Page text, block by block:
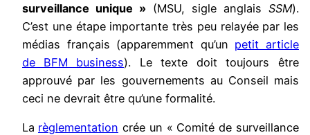
surveillance unique » (MSU, sigle anglais SSM).
C’est une étape importante très peu relayée par les
médias français (apparemment qu’un petit article
de BFM business). Le texte doit toujours être
approuvé par les gouvernements au Conseil mais
ceci ne devrait être qu’une formalité.
La règlementation crée un « Comité de surveillance